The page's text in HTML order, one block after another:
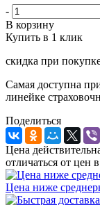
-
В корзину
Купить в 1 клик
скидка при
Самая доступна
линейке
Поделиться
Цена
отличаться от цен
Цена ниже